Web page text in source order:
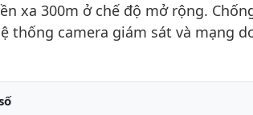
xa 300m ở chế độ mở rộng.
thống camera giám sát và mạng